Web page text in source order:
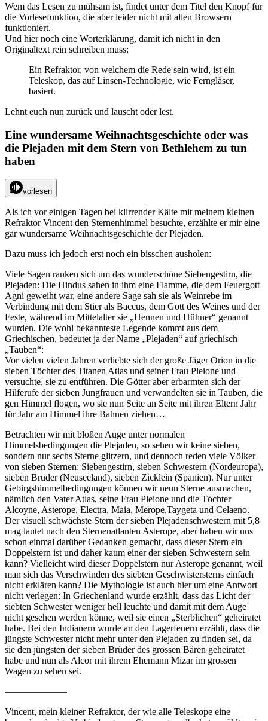
Wem das Lesen zu mühsam ist, findet unter dem Titel den Knopf für
die Vorlesefunktion, die aber leider nicht mit allen Browsern
funktioniert.
Und hier noch eine Worterklärung, damit ich nicht in den
Originaltext rein schreiben muss:
Ein Refraktor, von welchem die Rede sein wird, ist ein
Teleskop, das auf Linsen-Technologie, wie Ferngläser,
basiert.
Lehnt euch nun zurück und lauscht oder lest.
Eine wundersame Weihnachtsgeschichte oder was
die Plejaden mit dem Stern von Bethlehem zu tun
haben
vorlesen
Als ich vor einigen Tagen bei klirrender Kälte mit meinem kleinen
Refraktor Vincent den Sternenhimmel besuchte, erzählte er mir eine
gar wundersame Weihnachtsgeschichte der Plejaden.
Dazu muss ich jedoch erst noch ein bisschen ausholen:
Viele Sagen ranken sich um das wunderschöne Siebengestirn, die
Plejaden: Die Hindus sahen in ihm eine Flamme, die dem Feuergott
Agni geweiht war, eine andere Sage sah sie als Weinrebe im
Verbindung mit dem Stier als Baccus, dem Gott des Weines und der
Feste, während im Mittelalter sie „Hennen und Hühner“ genannt
wurden. Die wohl bekannteste Legende kommt aus dem
Griechischen, bedeutet ja der Name „Plejaden“ auf griechisch
„Tauben“:
Vor vielen vielen Jahren verliebte sich der große Jäger Orion in die
sieben Töchter des Titanen Atlas und seiner Frau Pleione und
versuchte, sie zu entführen. Die Götter aber erbarmten sich der
Hilferufe der sieben Jungfrauen und verwandelten sie in Tauben, die
gen Himmel flogen, wo sie nun Seite an Seite mit ihren Eltern Jahr
für Jahr am Himmel ihre Bahnen ziehen…
Betrachten wir mit bloßen Auge unter normalen
Himmelsbedingungen die Plejaden, so sehen wir keine sieben,
sondern nur sechs Sterne glitzern, und dennoch reden viele Völker
von sieben Sternen: Siebengestirn, sieben Schwestern (Nordeuropa),
sieben Brüder (Neuseeland), sieben Zicklein (Spanien). Nur unter
Gebirgshimmelbedingungen können wir neun Sterne ausmachen,
nämlich den Vater Atlas, seine Frau Pleione und die Töchter
Alcoyne, Asterope, Electra, Maia, Merope,Taygeta und Celaeno.
Der visuell schwächste Stern der sieben Plejadenschwestern mit 5,8
mag lautet nach den Sternenatlanten Asterope, aber haben wir uns
schon einmal darüber Gedanken gemacht, dass dieser Stern ein
Doppelstern ist und daher kaum einer der sieben Schwestern sein
kann? Vielleicht wird dieser Doppelstern nur Asterope genannt, weil
man sich das Verschwinden des siebten Geschwistersterns einfach
nicht erklären kann? Die Mythologie ist auch hier um eine Antwort
nicht verlegen: In Griechenland wurde erzählt, dass das Licht der
siebten Schwester weniger hell leuchte und damit mit dem Auge
nicht gesehen werden könne, weil sie einen „Sterblichen“ geheiratet
habe. Bei den Indianern wurde an den Lagerfeuern erzählt, dass die
jüngste Schwester nicht mehr unter den Plejaden zu finden sei, da
sie den jüngsten der sieben Brüder des grossen Bären geheiratet
habe und nun als Alcor mit ihrem Ehemann Mizar im grossen
Wagen zu sehen sei.
——————–
Vincent, mein kleiner Refraktor, der wie alle Teleskope eine